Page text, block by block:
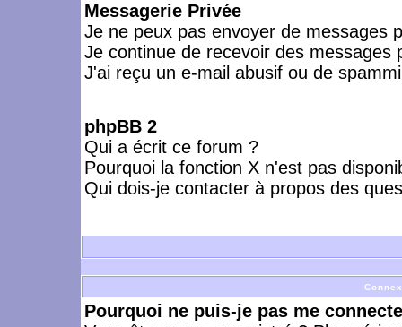
Messagerie Privée
Je ne peux pas envoyer de messages
Je continue de recevoir des messages
J'ai reçu un e-mail abusif ou de
phpBB 2
Qui a écrit ce forum ?
Pourquoi la fonction X n'est pas
Qui dois-je contacter à propos des
Pourquoi ne puis-je pas me